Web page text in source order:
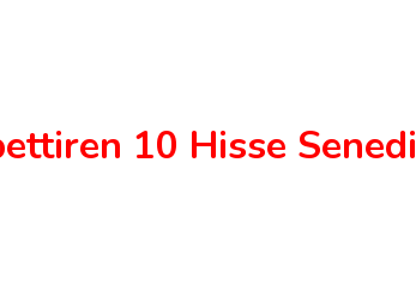
10 Hisse Senedi